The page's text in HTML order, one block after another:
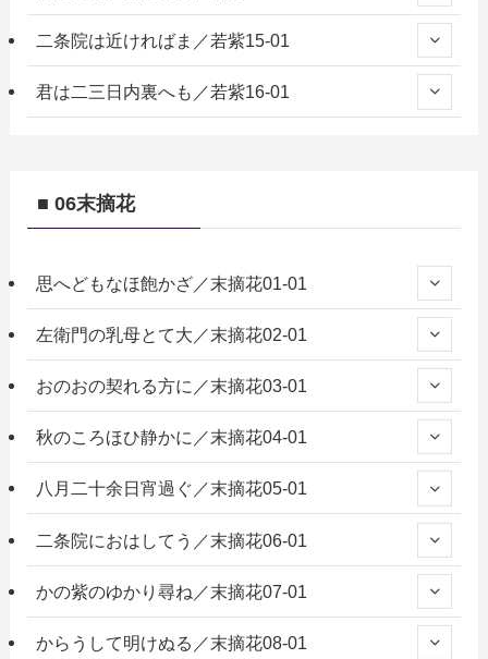
二条院は近ければま／若紫15-01
君は二三日内裏へも／若紫16-01
■ 06末摘花
思へどもなほ飽かざ／末摘花01-01
左衛門の乳母とて大／末摘花02-01
おのおの契れる方に／末摘花03-01
秋のころほひ静かに／末摘花04-01
八月二十余日宵過ぐ／末摘花05-01
二条院におはしてう／末摘花06-01
かの紫のゆかり尋ね／末摘花07-01
からうして明けぬる／末摘花08-01